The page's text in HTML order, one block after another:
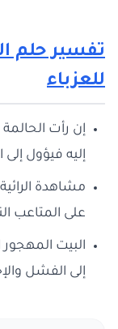
تفسير حلم
للعزباء
إن رأت الحالمة
إليه فيؤول
مشاهدة
على المتاعب
البيت المهجور
إلى الفشل